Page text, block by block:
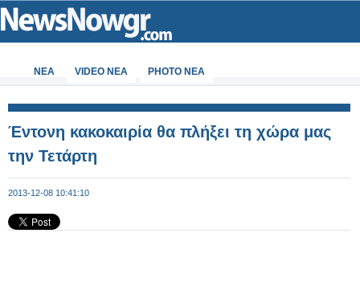
ΝΕΑ VIDEO NEA PHOTO NEA
Έντονη κακοκαιρία θα πλήξει τη χώρα μας
την Τετάρτη
2013-12-08 10:41:10